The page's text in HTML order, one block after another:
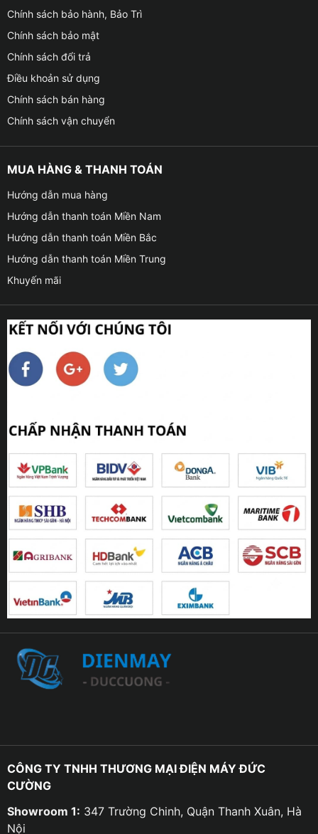
Chính sách bảo hành, Bảo Trì
Chính sách bảo mật
Chính sách đổi trả
Điều khoản sử dụng
Chính sách bán hàng
Chính sách vận chuyển
MUA HÀNG & THANH TOÁN
Hướng dẫn mua hàng
Hướng dẫn thanh toán Miền Nam
Hướng dẫn thanh toán Miền Bắc
Hướng dẫn thanh toán Miền Trung
Khuyến mãi
CÔNG TY TNHH THƯƠNG MẠI ĐIỆN MÁY ĐỨC
CƯỜNG
Showroom 1: 347 Trường Chinh, Quận Thanh Xuân, Hà
Nội